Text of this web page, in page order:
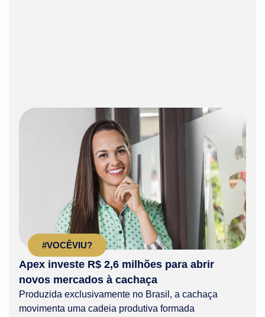
#VOCÊVIU?
Apex investe R$ 2,6 milhões para abrir
novos mercados à cachaça
Produzida exclusivamente no Brasil, a cachaça
movimenta uma cadeia produtiva formada